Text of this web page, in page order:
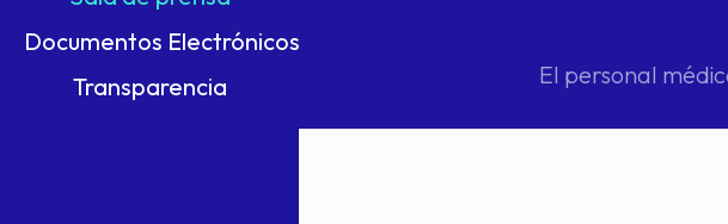
Documentos Electrónicos
Transparencia
El personal